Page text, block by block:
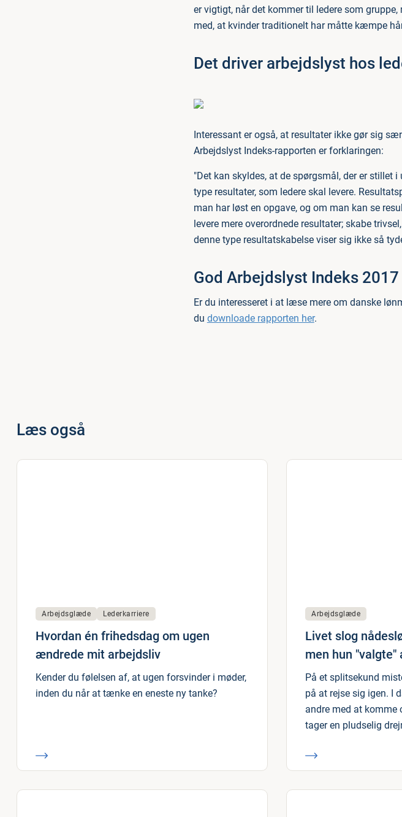
er vigtigt, når det kommer til ledere som
med, at kvinder traditionelt har måtte kæmpe
Det driver arbejdslyst hos
Interessant er også, at resultater ikke gør sig
Arbejdslyst Indeks-rapporten er forklaringen:
"Det kan skyldes, at de spørgsmål, der er
type resultater, som ledere skal levere.
man har løst en opgave, og om man kan se
levere mere overordnede resultater; skabe
denne type resultatskabelse viser sig ikke så
God Arbejdslyst Indeks 2017
Er du interesseret i at læse mere om danske
du downloade rapporten her.
Læs også
Arbejdsglæde Lederkarriere
Hvordan én frihedsdag om ugen
ændrede mit arbejdsliv
Kender du følelsen af, at ugen forsvinder i møder,
inden du når at tænke en eneste ny tanke?
Arbejdsglæde
Livet slog
men hun "valgte"
På et splitsekund
på at rejse sig igen. I
andre med at komme
tager en pludselig